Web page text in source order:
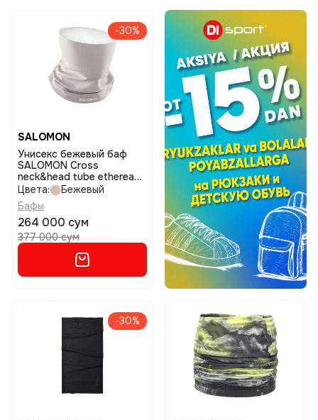
-30%
SALOMON
Унисекс бежевый баф
SALOMON Cross
neck&head tube etherea
размер ns
Цвета:
Бежевый
Бафы
264 000 сум
377 000 сум
-30%